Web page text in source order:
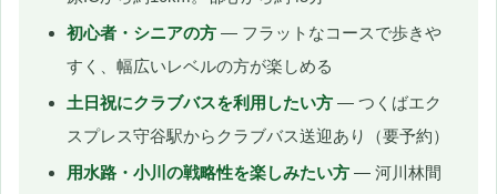
初心者・シニアの方 — フラットなコースで歩きや
すく、幅広いレベルの方が楽しめる
土日祝にクラブバスを利用したい方 — つくばエク
スプレス守谷駅からクラブバス送迎あり（要予約）
用水路・小川の戦略性を楽しみたい方 — 河川林間